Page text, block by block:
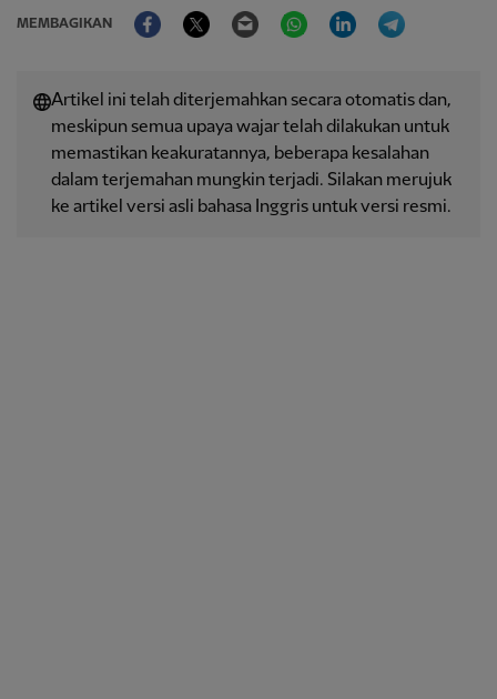
MEMBAGIKAN
FacebookTwitter Email WhatsAppLinkedIn
Artikel ini telah diterjemahkan secara otomatis dan,
meskipun semua upaya wajar telah dilakukan untuk
memastikan keakuratannya, beberapa kesalahan
dalam terjemahan mungkin terjadi. Silakan merujuk
ke artikel versi asli bahasa Inggris untuk versi resmi.